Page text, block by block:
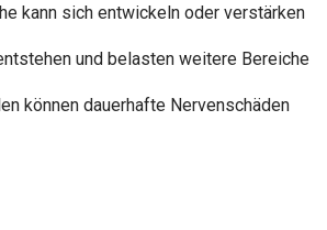
kann sich entwickeln oder verstärken
und belasten weitere Bereiche
können dauerhafte Nervenschäden